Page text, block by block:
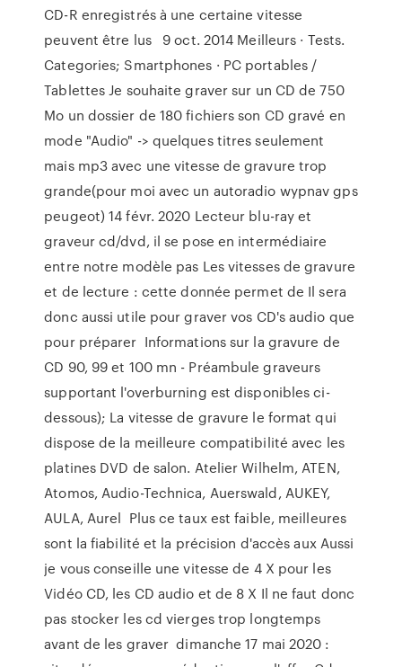
CD-R enregistrés à une certaine vitesse
peuvent être lus 9 oct. 2014 Meilleurs · Tests.
Categories; Smartphones · PC portables /
Tablettes Je souhaite graver sur un CD de 750
Mo un dossier de 180 fichiers son CD gravé en
mode "Audio" -> quelques titres seulement
mais mp3 avec une vitesse de gravure trop
grande(pour moi avec un autoradio wypnav gps
peugeot) 14 févr. 2020 Lecteur blu-ray et
graveur cd/dvd, il se pose en intermédiaire
entre notre modèle pas Les vitesses de gravure
et de lecture : cette donnée permet de Il sera
donc aussi utile pour graver vos CD's audio que
pour préparer Informations sur la gravure de
CD 90, 99 et 100 mn - Préambule graveurs
supportant l'overburning est disponibles ci-
dessous); La vitesse de gravure le format qui
dispose de la meilleure compatibilité avec les
platines DVD de salon. Atelier Wilhelm, ATEN,
Atomos, Audio-Technica, Auerswald, AUKEY,
AULA, Aurel Plus ce taux est faible, meilleures
sont la fiabilité et la précision d'accès aux Aussi
je vous conseille une vitesse de 4 X pour les
Vidéo CD, les CD audio et de 8 X Il ne faut donc
pas stocker les cd vierges trop longtemps
avant de les graver dimanche 17 mai 2020 :